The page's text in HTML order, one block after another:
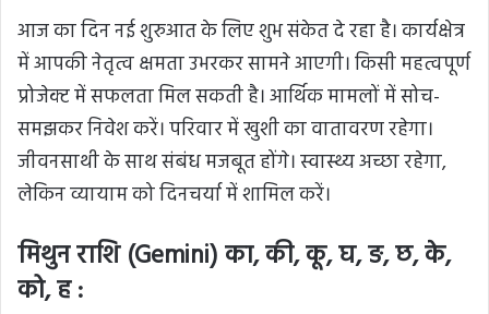
आज का दिन नई शुरुआत के लिए शुभ संकेत दे रहा है। कार्यक्षेत्र
में आपकी नेतृत्व क्षमता उभरकर सामने आएगी। किसी महत्वपूर्ण
प्रोजेक्ट में सफलता मिल सकती है। आर्थिक मामलों में सोच-
समझकर निवेश करें। परिवार में खुशी का वातावरण रहेगा।
जीवनसाथी के साथ संबंध मजबूत होंगे। स्वास्थ्य अच्छा रहेगा,
लेकिन व्यायाम को दिनचर्या में शामिल करें।
मिथुन राशि (Gemini) का, की, कू, घ, ङ, छ, के,
को, ह :